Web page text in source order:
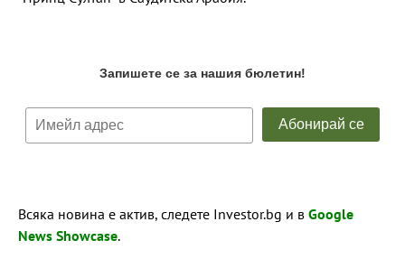
Всяка новина е актив, следете Investor.bg и в Google
News Showcase.